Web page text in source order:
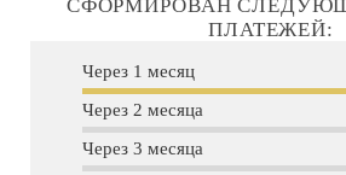
ПЛАТЕЖЕЙ:
Через 1 месяц
Через 2 месяца
Через 3 месяца